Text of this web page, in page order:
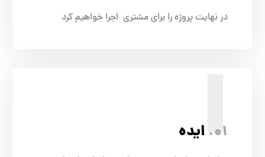
در نهایت پروژه را برای مشتری اجرا خواهیم کرد
I
01. ایده